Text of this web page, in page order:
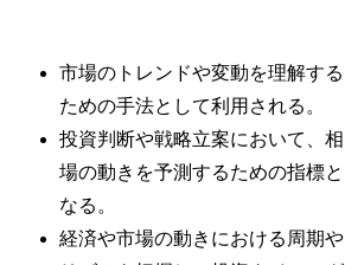
市場のトレンドや変動を理解する
ための手法として利用される。
投資判断や戦略立案において、相
場の動きを予測するための指標と
なる。
経済や市場の動きにおける周期や